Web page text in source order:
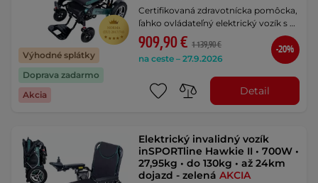
Výhodné splátky
Doprava zadarmo
Akcia
Certifikovaná zdravotnícka pomôcka,
ľahko ovládateľný elektrický vozík s …
909,90 € 1 139,90 €
na ceste – 27.9.2026
-20%
Detail
Elektrický invalidný vozík
inSPORTline Hawkie II • 700W •
27,95kg • do 130kg • až 24km
dojazd - zelenáAKCIA